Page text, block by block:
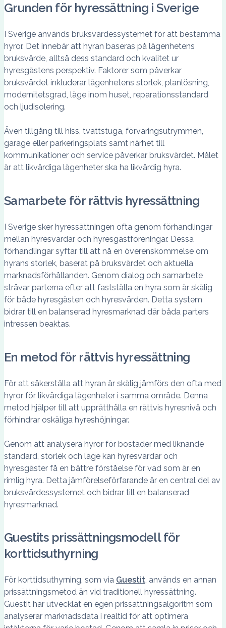
Grunden för hyressättning i Sverige
I Sverige används bruksvärdessystemet för att bestämma
hyror. Det innebär att hyran baseras på lägenhetens
bruksvärde, alltså dess standard och kvalitet ur
hyresgästens perspektiv. Faktorer som påverkar
bruksvärdet inkluderar lägenhetens storlek, planlösning,
modernitetsgrad, läge inom huset, reparationsstandard
och ljudisolering.
Även tillgång till hiss, tvättstuga, förvaringsutrymmen,
garage eller parkeringsplats samt närhet till
kommunikationer och service påverkar bruksvärdet. Målet
är att likvärdiga lägenheter ska ha likvärdig hyra.
Samarbete för rättvis hyressättning
I Sverige sker hyressättningen ofta genom förhandlingar
mellan hyresvärdar och hyresgästföreningar. Dessa
förhandlingar syftar till att nå en överenskommelse om
hyrans storlek, baserat på bruksvärdet och aktuella
marknadsförhållanden. Genom dialog och samarbete
strävar parterna efter att fastställa en hyra som är skälig
för både hyresgästen och hyresvärden. Detta system
bidrar till en balanserad hyresmarknad där båda parters
intressen beaktas.
En metod för rättvis hyressättning
För att säkerställa att hyran är skälig jämförs den ofta med
hyror för likvärdiga lägenheter i samma område. Denna
metod hjälper till att upprätthålla en rättvis hyresnivå och
förhindrar oskäliga hyreshöjningar.
Genom att analysera hyror för bostäder med liknande
standard, storlek och läge kan hyresvärdar och
hyresgäster få en bättre förståelse för vad som är en
rimlig hyra. Detta jämförelseförfarande är en central del av
bruksvärdessystemet och bidrar till en balanserad
hyresmarknad.
Guestits prissättningsmodell för
korttidsuthyrning
För korttidsuthyrning, som via Guestit, används en annan
prissättningsmetod än vid traditionell hyressättning.
Guestit har utvecklat en egen prissättningsalgoritm som
analyserar marknadsdata i realtid för att optimera